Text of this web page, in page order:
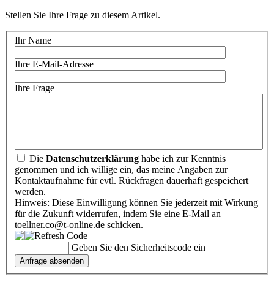
Stellen Sie Ihre Frage zu diesem Artikel.
Ihr Name
Ihre E-Mail-Adresse
Ihre Frage
Die Datenschutzerklärung habe ich zur Kenntnis
genommen und ich willige ein, das meine Angaben zur
Kontaktaufnahme für evtl. Rückfragen dauerhaft gespeichert
werden.
Hinweis: Diese Einwilligung können Sie jederzeit mit Wirkung
für die Zukunft widerrufen, indem Sie eine E-Mail an
toellner.co@t-online.de schicken.
Geben Sie den Sicherheitscode ein